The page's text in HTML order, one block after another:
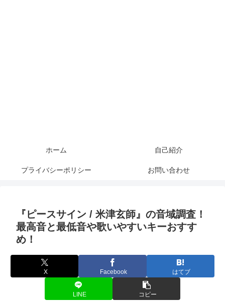
ホーム 自己紹介
プライバシーポリシー お問い合わせ
『ピースサイン / 米津玄師』の音域調査！
最高音と最低音や歌いやすいキーおすす
め！
X Facebook はてブ
LINE コピー